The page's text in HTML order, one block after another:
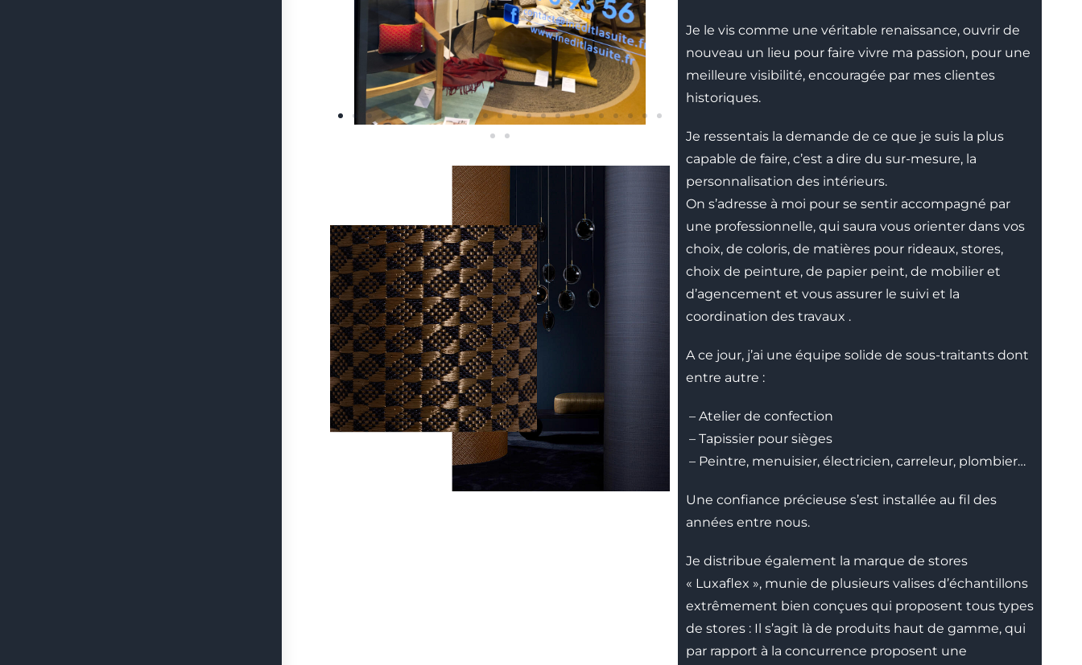
Je le vis comme une véritable renaissance, ouvrir de
nouveau un lieu pour faire vivre ma passion, pour une
meilleure visibilité, encouragée par mes clientes
historiques.
Je ressentais la demande de ce que je suis la plus
capable de faire, c’est a dire du sur-mesure, la
personnalisation des intérieurs.
On s’adresse à moi pour se sentir accompagné par
une professionnelle, qui saura vous orienter dans vos
choix, de coloris, de matières pour rideaux, stores,
choix de peinture, de papier peint, de mobilier et
d’agencement et vous assurer le suivi et la
coordination des travaux .
A ce jour, j’ai une équipe solide de sous-traitants dont
entre autre :
– Atelier de confection
– Tapissier pour sièges
– Peintre, menuisier, électricien, carreleur, plombier…
Une confiance précieuse s’est installée au fil des
années entre nous.
Je distribue également la marque de stores
« Luxaflex », munie de plusieurs valises d’échantillons
extrêmement bien conçues qui proposent tous types
de stores : Il s’agit là de produits haut de gamme, qui
par rapport à la concurrence proposent une